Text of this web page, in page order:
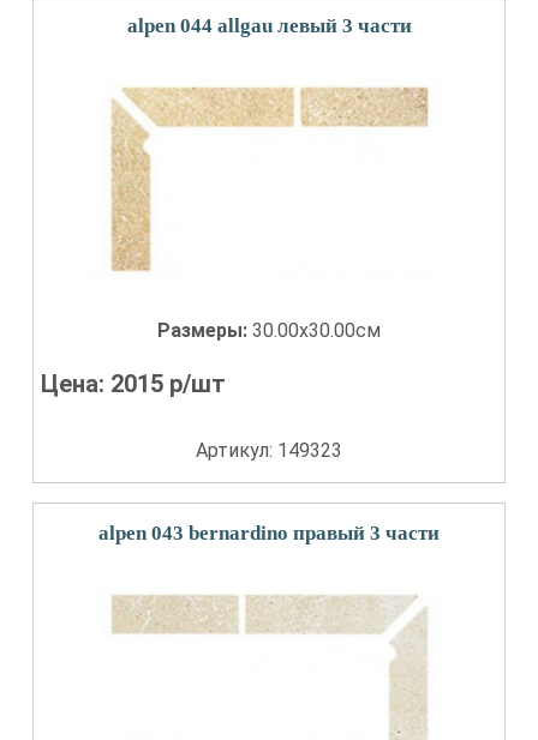
alpen 044 allgau левый 3 части
Размеры: 30.00x30.00см
Цена: 2015 р/шт
Артикул: 149323
alpen 043 bernardino правый 3 части